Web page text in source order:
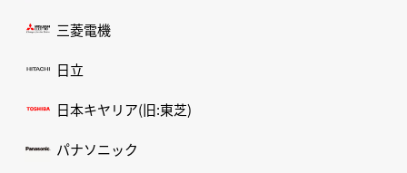
三菱電機
日立
日本キヤリア(旧:東芝)
パナソニック